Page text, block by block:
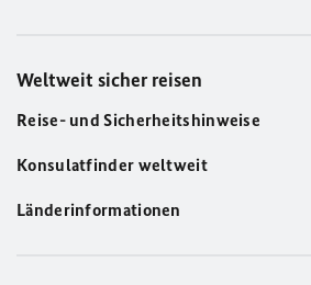
Weltweit sicher reisen
Reise- und Sicherheitshinweise
Konsulatfinder weltweit
Länderinformationen